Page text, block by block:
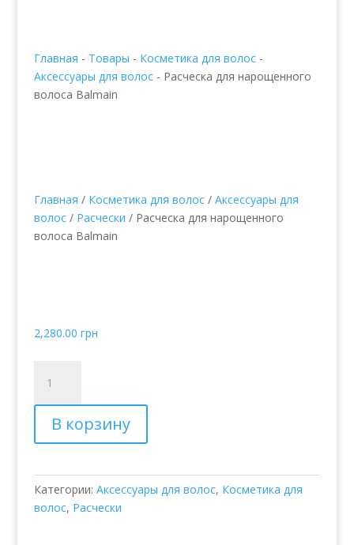
Главная - Товары - Косметика для волос-
Аксессуары для волос- Расческа для нарощенного
волоса Balmain
Главная / Косметика для волос/ Аксессуары для
волос/ Расчески / Расческа для нарощенного
волоса Balmain
2,280.00 грн
товара
Расческа
нарощенного
Balmain
В корзину
Категории: Аксессуары для волос, Косметика для
волос, Расчески